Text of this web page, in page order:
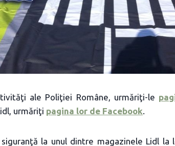
ale Poliţiei Române, urmăriţi-le
urmăriţi pagina lor de Facebook
la unul dintre magazinele Lidl la